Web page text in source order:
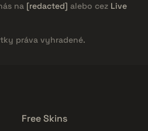
na [redacted] alebo cez Live
práva vyhradené.
Free Skins